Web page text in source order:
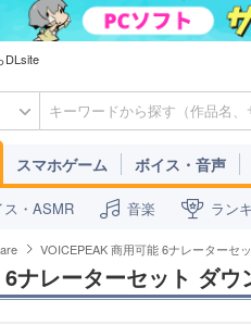
DLsite
スマホゲーム ボイス・音声
ス・ASMR 音楽 ラン
VOICEPEAK 商用可能 6ナレーターセ
ナレーターセット ダウ